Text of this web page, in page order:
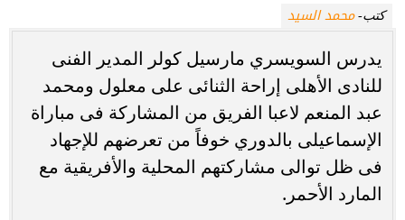
كتب-محمد السيد
يدرس السويسري مارسيل كولر المدير الفنى
للنادى الأهلى إراحة الثنائى على معلول ومحمد
عبد المنعم لاعبا الفريق من المشاركة فى مباراة
الإسماعيلى بالدوري خوفاً من تعرضهم للإجهاد
فى ظل توالى مشاركتهم المحلية والأفريقية مع
المارد الأحمر.